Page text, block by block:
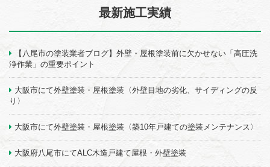
最新施工実績
【八尾市の塗装業者ブログ】外壁・屋根塗装前に欠かせない「高圧洗
浄作業」の重要ポイント
大阪市にて外壁塗装・屋根塗装〈外壁目地の劣化、サイディングの反
り〉
大阪市にて外壁塗装・屋根塗装〈築10年戸建ての塗装メンテナンス〉
大阪府八尾市にてALC木造戸建て屋根・外壁塗装